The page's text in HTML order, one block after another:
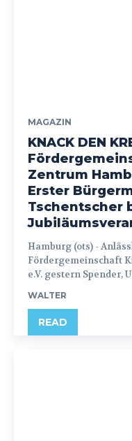
MAGAZIN
KNACK DEN
Zentrum
Erster
Tschentscher
Hamburg (ots) - Anlässlich ihres 50. Jubiläums lud die
Fördergemeinschaft
e.V. gestern Spender,
WALTER
READ